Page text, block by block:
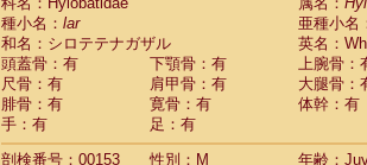
種小名： lar
亜種小名
和名：シロテテナガザル
英名：
頭蓋骨：有
下顎骨：有
上腕骨：
尺骨：有
肩甲骨：有
大腿骨：
腓骨：有
寛骨：有
体幹：有
手：有
足：有
剖検番号：00153
性別：M
年齢：